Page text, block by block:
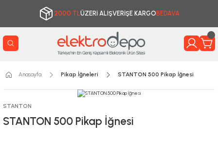
2000 TLÜZERİ ALIŞVERİŞE KARGO BEDAVA
Anasayfa Pikap İğneleri STANTON 500 Pikap İğnesi
STANTON
STANTON 500 Pikap İğnesi